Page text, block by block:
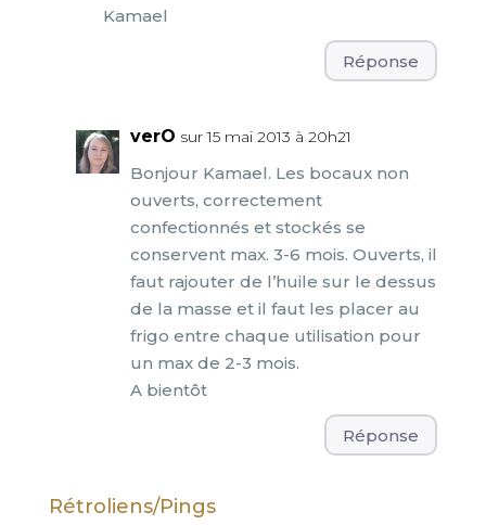
Kamael
Réponse
verO sur 15 mai 2013 à 20h21
Bonjour Kamael. Les bocaux non
ouverts, correctement
confectionnés et stockés se
conservent max. 3-6 mois. Ouverts, il
faut rajouter de l’huile sur le dessus
de la masse et il faut les placer au
frigo entre chaque utilisation pour
un max de 2-3 mois.
A bientôt
Réponse
Rétroliens/Pings